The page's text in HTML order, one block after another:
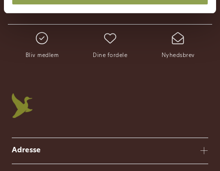
Bliv medlem Dine fordele Nyhedsbrev
Adresse